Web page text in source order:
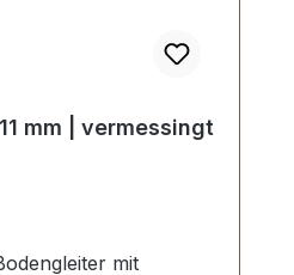
mm | vermessingt
mit